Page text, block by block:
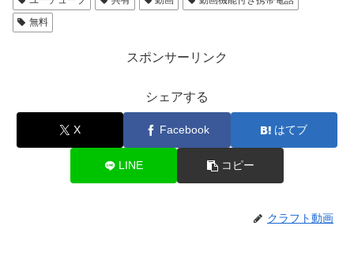
無料
スポンサーリンク
シェアする
X Facebook はてブ
LINE コピー
クラフト動画